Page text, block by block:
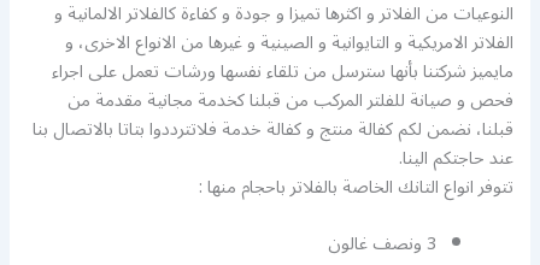
النوعيات من الفلاتر و اكثرها تميزا و جودة و كفاءة كالفلاتر الالمانية و
الفلاتر الامريكية و التايوانية و الصينية و غيرها من الانواع الاخرى، و
مايميز شركتنا بأنها سترسل من تلقاء نفسها ورشات تعمل على اجراء
فحص و صيانة للفلتر المركب من قبلنا كخدمة مجانية مقدمة من
قبلنا، نضمن لكم كفالة منتج و كفالة خدمة فلاتترددوا بتاتا بالاتصال بنا
عند حاجتكم الينا.
تتوفر انواع التانك الخاصة بالفلاتر باحجام منها :
3 ونصف غالون